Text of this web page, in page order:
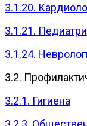
3.1.20.
3.1.21.
3.1.24.
3.2.
3.2.1. Гигиена